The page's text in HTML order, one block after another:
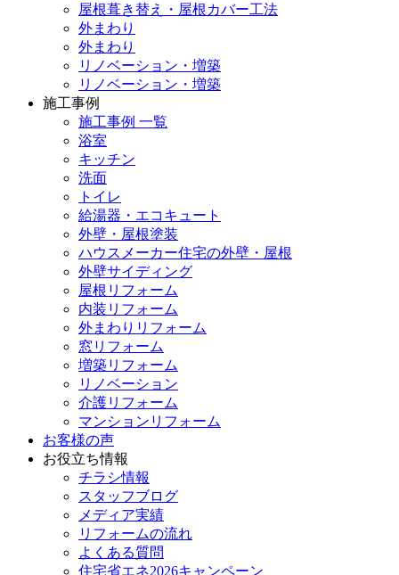
屋根葺き替え・屋根カバー工法
外まわり
外まわり
リノベーション・増築
リノベーション・増築
施工事例
施工事例 一覧
浴室
キッチン
洗面
トイレ
給湯器・エコキュート
外壁・屋根塗装
ハウスメーカー住宅の外壁・屋根
外壁サイディング
屋根リフォーム
内装リフォーム
外まわりリフォーム
窓リフォーム
増築リフォーム
リノベーション
介護リフォーム
マンションリフォーム
お客様の声
お役立ち情報
チラシ情報
スタッフブログ
メディア実績
リフォームの流れ
よくある質問
住宅省エネ2026キャンペーン